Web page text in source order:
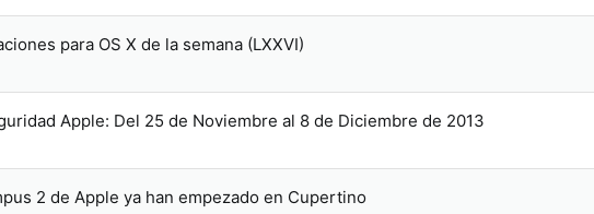
para OS X de la semana (LXXVI)
Apple: Del 25 de Noviembre al 8 de Diciembre de 2013
2 de Apple ya han empezado en Cupertino